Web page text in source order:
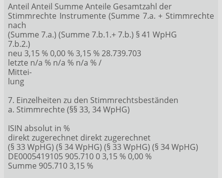
Anteil Anteil Summe Anteile Gesamtzahl der
Stimmrechte Instrumente (Summe 7.a. + Stimmrechte
nach
(Summe 7.a.) (Summe 7.b.1.+ 7.b.) § 41 WpHG
7.b.2.)
neu 3,15 % 0,00 % 3,15 % 28.739.703
letzte n/a % n/a % n/a % /
Mittei-
lung
7. Einzelheiten zu den Stimmrechtsbeständen
a. Stimmrechte (§§ 33, 34 WpHG)
ISIN absolut in %
direkt zugerechnet direkt zugerechnet
(§ 33 WpHG) (§ 34 WpHG) (§ 33 WpHG) (§ 34 WpHG)
DE0005419105 905.710 0 3,15 % 0,00 %
Summe 905.710 3,15 %